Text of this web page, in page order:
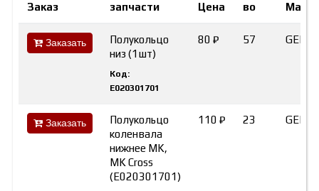
Заказ
запчасти
Цена
во
Заказать
Полукольцо
низ (1шт)
Код:
E020301701
80 ₽ 57 GEELY
Заказать
Полукольцо
коленвала
нижнее MK,
MK Cross
(E020301701)
110 ₽ 23 GEELY